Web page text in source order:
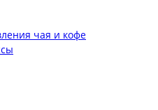
чая и кофе